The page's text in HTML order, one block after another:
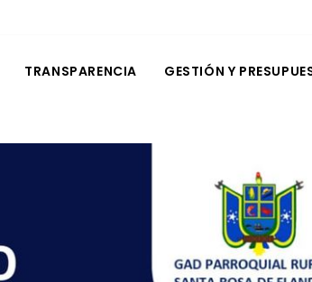
TRANSPARENCIA GESTIÓN Y